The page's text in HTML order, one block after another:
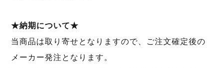
★納期について★
当商品は取り寄せとなりますので、ご注文確定後の
メーカー発注となります。